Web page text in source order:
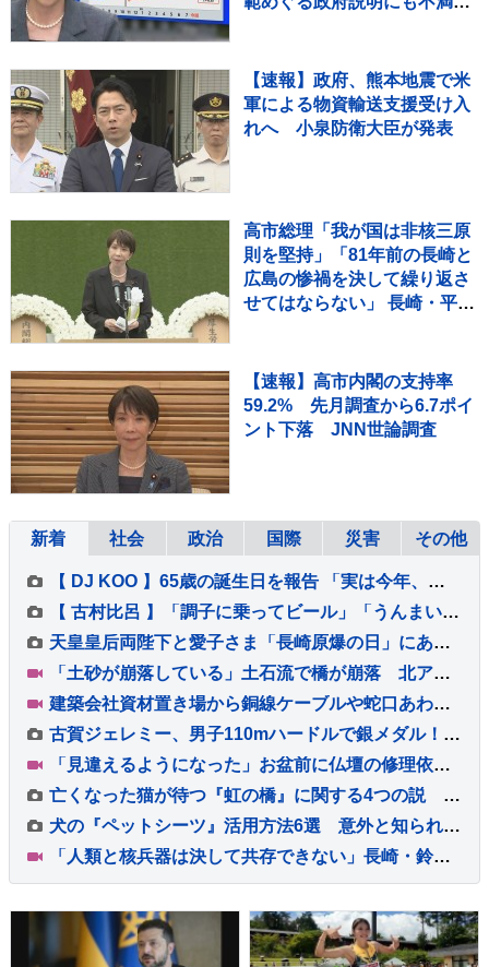
【速報】政府、熊本地震で米
軍による物資輸送支援受け入
れへ 小泉防衛大臣が発表
高市総理「我が国は非核三原
則を堅持」「81年前の長崎と
広島の惨禍を決して繰り返さ
せてはならない」 長崎・平和
【速報】高市内閣の支持率
59.2% 先月調査から6.7ポイ
ント下落 JNN世論調査
新着 社会 政治 国際 災害 その他
【 DJ KOO 】65歳の誕生日を報告 「実は今年、家族に怪我が続いていて」妻と娘のケガ・手術・入院明かす「健KOO第一で」「最KOOな一年に」
【 古村比呂 】「調子に乗ってビール」「うんまい！体調OK」 久しぶりに「美味しく飲めてよかった」講演会で北海道へ
天皇皇后両陛下と愛子さま「長崎原爆の日」にあたり黙とう 上皇ご夫妻はテレビ中継を見て仙洞御所で 戦後81年
「土砂が崩落している」土石流で橋が崩落 北アルプス燕岳・登山口の温泉施設に登山客など約390人が孤立状態 長野
建築会社資材置き場から銅線ケーブルや蛇口あわせて約20キロ盗んだか 無職の男（50）を逮捕 警視庁は余罪を捜査 東京・足立区
古賀ジェレミー、男子110mハードルで銀メダル！12秒97をマークし今大会日本勢2人目の表彰台【U20世界陸上】
「見違えるようになった」お盆前に仏壇の修理依頼が急増 熊本地震 八代市の店に約100件の依頼
亡くなった猫が待つ『虹の橋』に関する4つの説 どう過ごしているの？いつの日か再会できる？
犬の『ペットシーツ』活用方法6選 意外と知られていない暮らしの中で役立つアイデアとは？
「人類と核兵器は決して共存できない」長崎・鈴木市長 被爆から81年 長崎原爆の日 高市総理「我が国は非核三原則を堅持している」